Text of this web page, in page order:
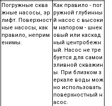
Погружные сква
жные насосы, эр
лифт. Поверхност
ные насосы, как
правило, неприм
енимы.
Как правило - пог
ружной глубинны
й насос с высоки
м напором - шнек
овый или каскад
ный центробежн
ый. Насос не тре
буется для самои
зливной скважин
ы. При близком з
еркале воды мож
но использовать
поверхностный н
асос.